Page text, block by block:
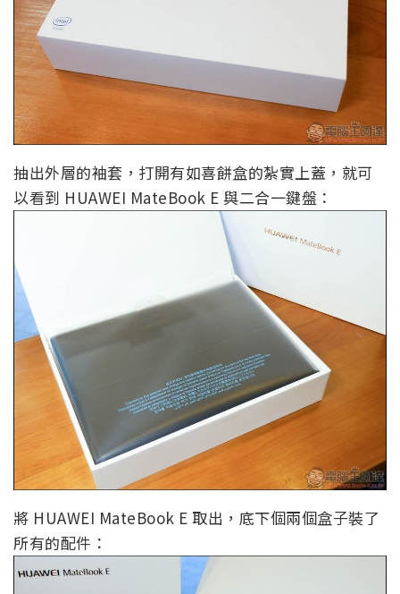
抽出外層的袖套，打開有如喜餅盒的紮實上蓋，就可
以看到 HUAWEI MateBook E 與二合一鍵盤：
將 HUAWEI MateBook E 取出，底下個兩個盒子裝了
所有的配件：